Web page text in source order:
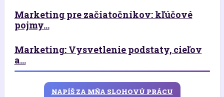
Marketing pre začiatočníkov: kľúčové
pojmy...
Marketing: Vysvetlenie podstaty, cieľov
a...
NAPÍŠ ZA MŇA SLOHOVÚ PRÁCU